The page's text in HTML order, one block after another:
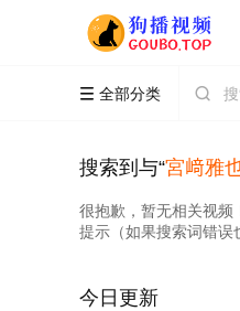
 全部分类 
搜索到与“宮﨑雅
很抱歉，暂无相关视频
提示（如果搜索词错误
今日更新